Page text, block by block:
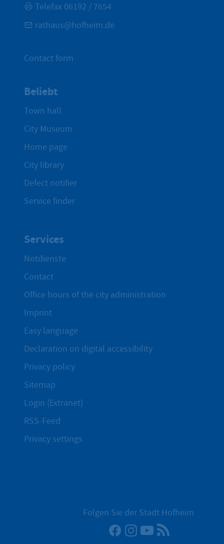
Telefax 06192 / 7654
rathaus@hofheim.de
Contact form
Beliebt
Town hall
City Museum
Home page
City library
Defect notifier
Service finder
Services
Notdienste
Contact
Office hours of the city administration
Imprint
Easy language
Declaration on digital accessibility
Privacy policy
Sitemap
Login (Extranet)
RSS-Feed
Privacy settings
Folgen Sie der Stadt Hofheim
Facebook
Instagram
YouTube